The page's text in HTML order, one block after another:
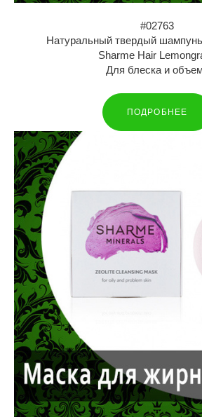
#02763
Натуральный твердый
Sharme Hair
Для блеска и
ПОДРОБНЕЕ